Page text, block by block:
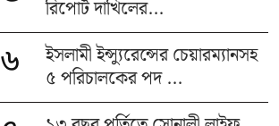
রিপোর্ট দাখিলের...
৬
ইসলামী ইন্স্যুরেন্সের চেয়ারম্যানসহ
৫ পরিচালকের পদ ...